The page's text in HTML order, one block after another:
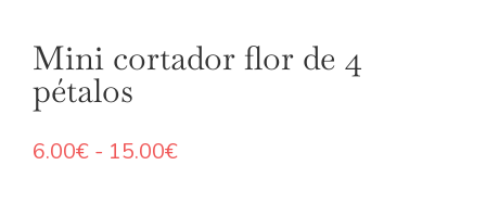
Mini cortador flor de 4
pétalos
6.00€ - 15.00€Rango